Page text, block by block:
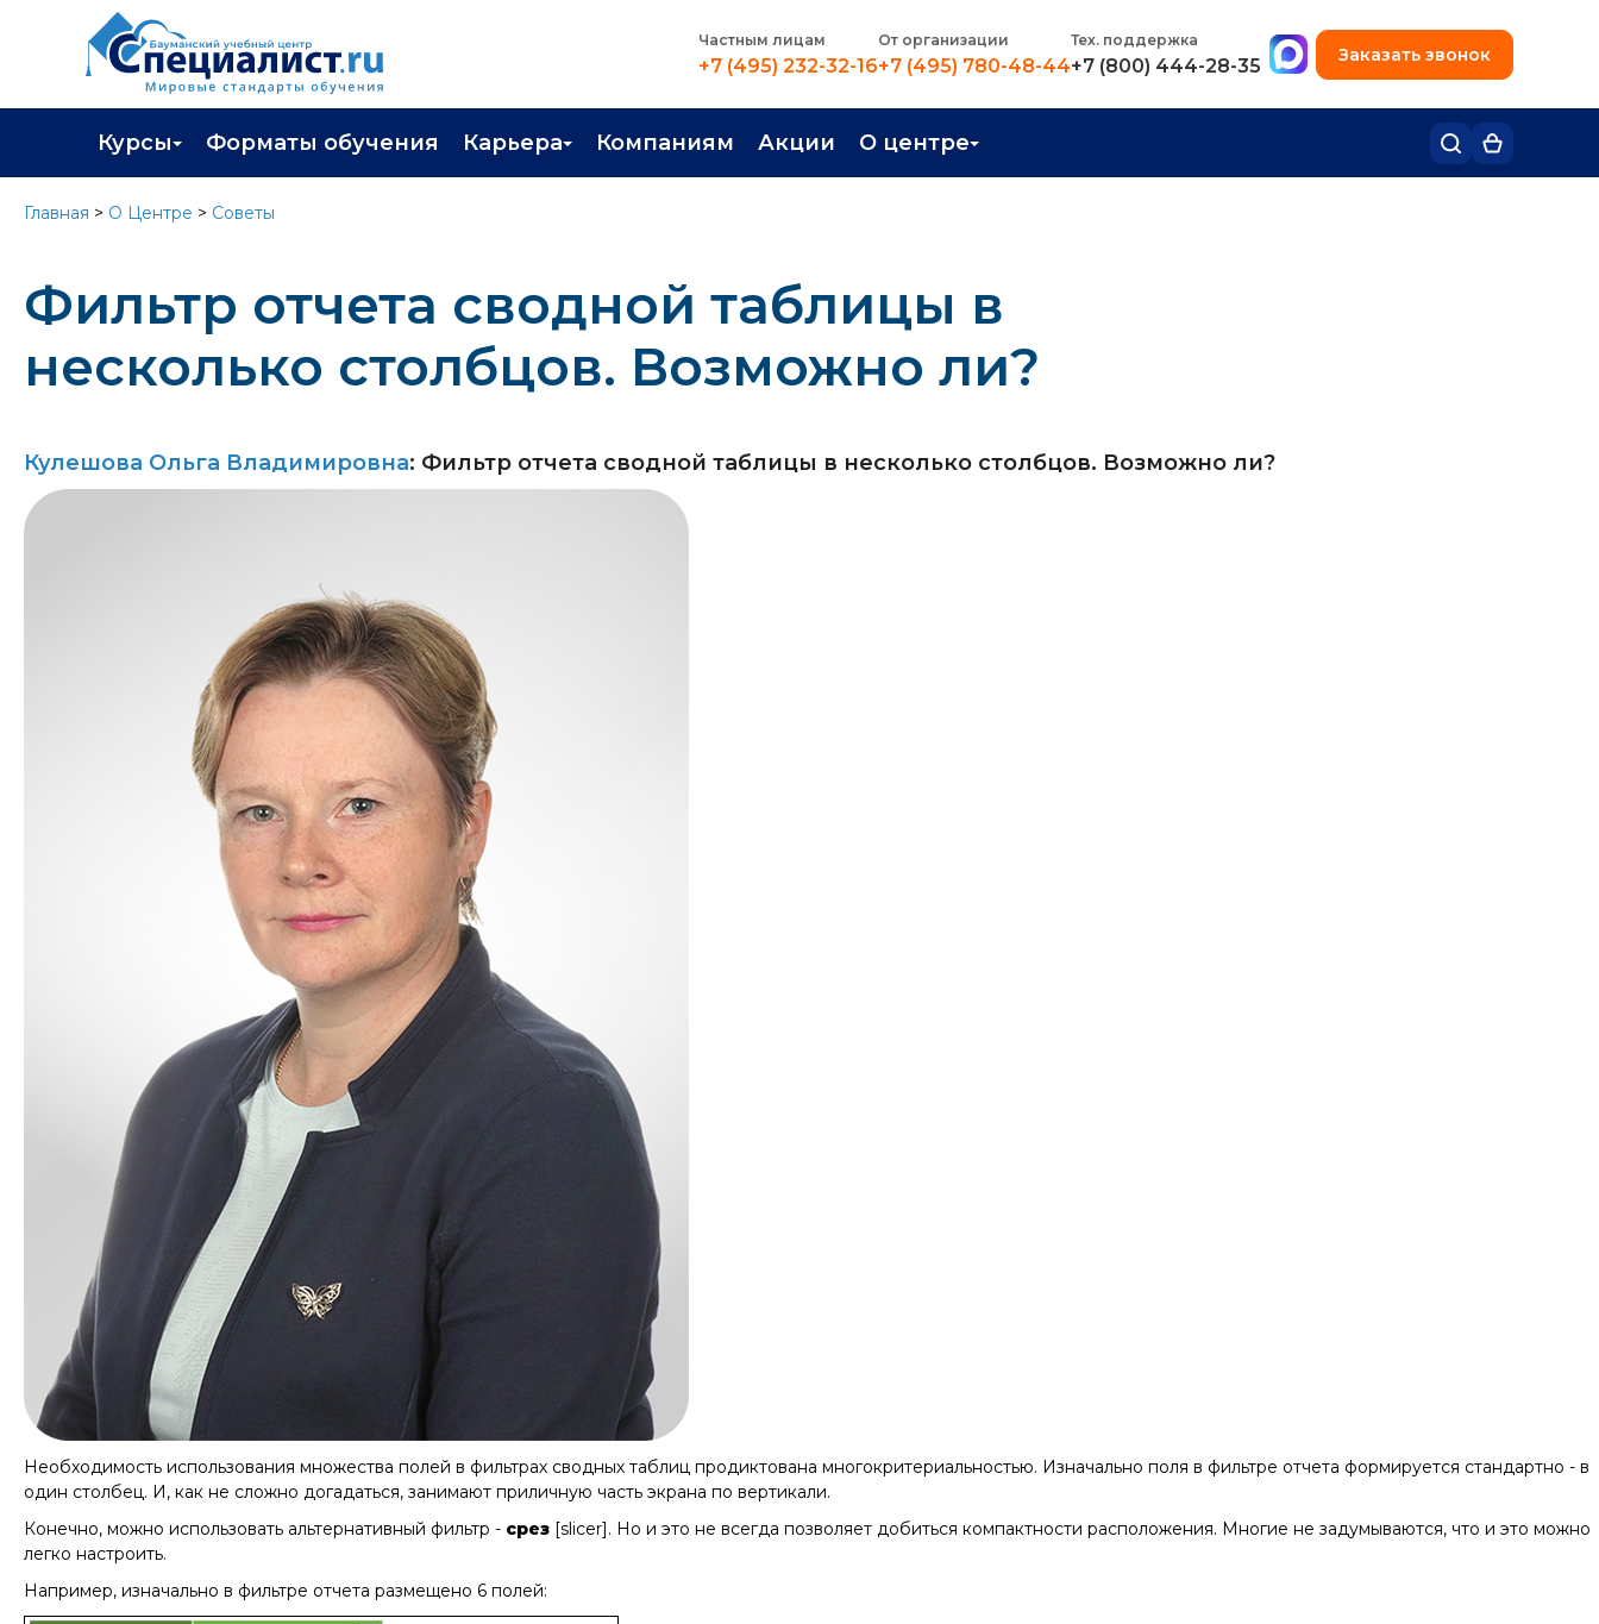
Частным лицам
+7 (495) 232-32-16
От организации
+7 (495) 780-48-44
Тех. поддержка
+7 (800) 444-28-35
+7 (495) 780-48-49
Заказать звонок
Курсы
Каталог курсов
Профессиональная переподготовка
Программа лояльности
Форматы обучения Карьера
Трудоустройство
Работа в Центре
Компаниям Акции О центре
О центре
Вакансии
Главная > О Центре > Советы
Фильтр отчета сводной таблицы в
несколько столбцов. Возможно ли?
Кулешова Ольга Владимировна: Фильтр отчета сводной таблицы в несколько столбцов. Возможно ли?
Необходимость использования множества полей в фильтрах сводных таблиц продиктована многокритериальностью. Изначально поля в фильтре отчета формируется стандартно - в
один столбец. И, как не сложно догадаться, занимают приличную часть экрана по вертикали.
Конечно, можно использовать альтернативный фильтр - срез [slicer]. Но и это не всегда позволяет добиться компактности расположения. Многие не задумываются, что и это можно
легко настроить.
Например, изначально в фильтре отчета размещено 6 полей: